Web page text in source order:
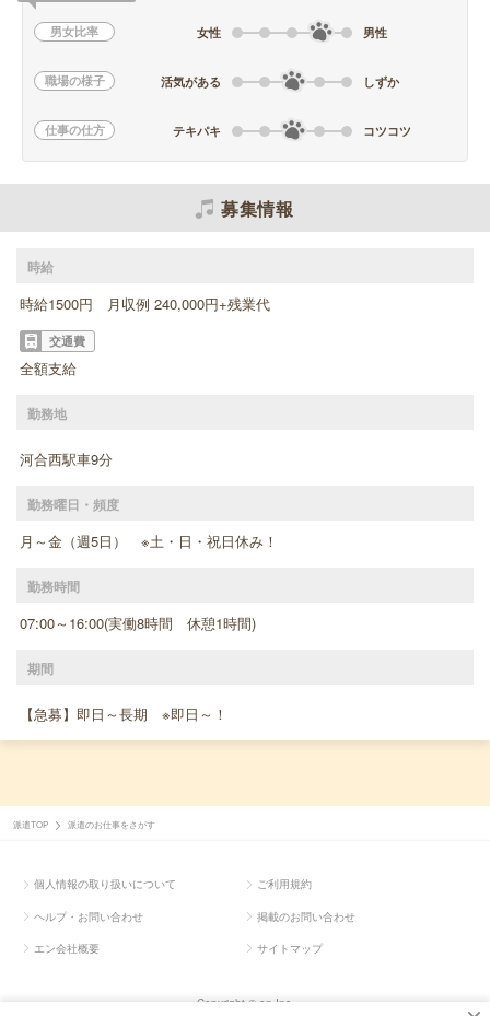
男女比率 女性 男性
職場の様子 活気がある しずか
仕事の仕方 テキパキ コツコツ
募集情報
時給
時給1500円 月収例 240,000円+残業代
交通費
全額支給
勤務地
河合西駅車9分
勤務曜日・頻度
月～金（週5日） ※土・日・祝日休み！
勤務時間
07:00～16:00(実働8時間 休憩1時間)
期間
【急募】即日～長期 ※即日～！
派遣TOP 派遣のお仕事をさがす
個人情報の取り扱いについて ご利用規約
ヘルプ・お問い合わせ 掲載のお問い合わせ
エン会社概要 サイトマップ
Copyright © en Inc.